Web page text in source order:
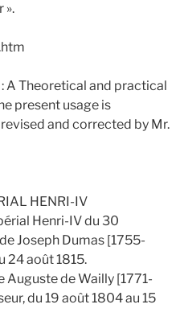
».
A Theoretical and practical
present usage is
and corrected by Mr.
HENRI-IV
Henri-IV du 30
Joseph Dumas [1755-
24 août 1815.
Auguste de Wailly [1771-
du 19 août 1804 au 15